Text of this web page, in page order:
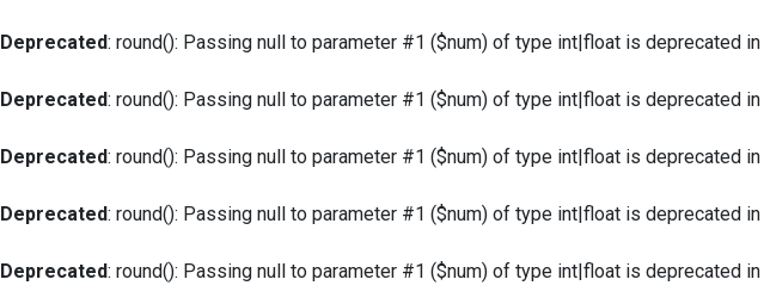
Deprecated: round(): Passing null to parameter #1 ($num) of type int|float is deprecated in
Deprecated: round(): Passing null to parameter #1 ($num) of type int|float is deprecated in
Deprecated: round(): Passing null to parameter #1 ($num) of type int|float is deprecated in
Deprecated: round(): Passing null to parameter #1 ($num) of type int|float is deprecated in
Deprecated: round(): Passing null to parameter #1 ($num) of type int|float is deprecated in